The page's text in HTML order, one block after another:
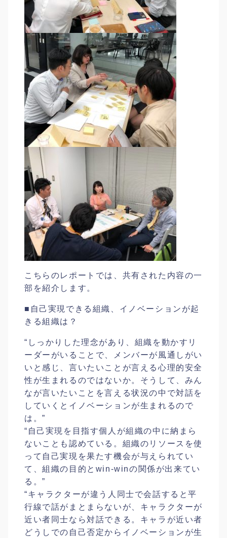
こちらのレポートでは、共有された内容の一
部を紹介します。
■自己実現できる組織、イノベーションが起
きる組織は？
“しっかりした理念があり、組織を動かすリ
ーダーがいることで、メンバーが風通しがい
いと感じ、言いたいことが言える心理的安全
性が生まれるのではないか。そうして、みん
なが言いたいことを言える状況の中で対話を
していくとイノベーションが生まれるので
は。”
“自己実現を目指す個人が組織の中に納まら
ないことも認めている。組織のリソースを使
って自己実現を果たす機会が与えられてい
て、組織の目的とwin-winの関係が出来てい
る。”
“キャラクターが違う人同士で会話すると平
行線で話がまとまらないが、キャラクターが
近い者同士なら対話できる。キャラが近い者
どうしでの自己否定からイノベーションが生